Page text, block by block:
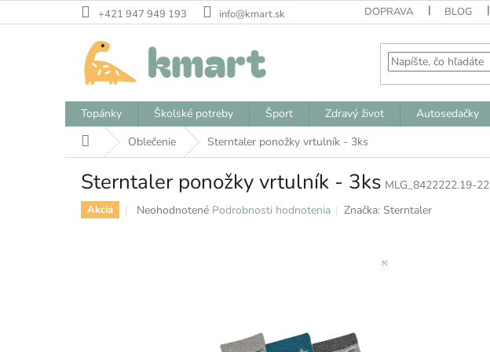
na
+421 947 949 193 info@kmart.sk DOPRAVA BLOG
Topánky Školské potreby Šport Zdravý život Autosedačky
DomovOblečenie Sterntaler ponožky vrtulník - 3ks
Sterntaler ponožky vrtulník - 3ks MLG_8422222.19-22
Akcia
Priemerné
Neohodnotené Podrobnosti hodnotenia Značka: Sterntaler